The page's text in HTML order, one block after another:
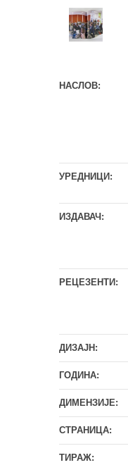
НАСЛОВ:
УРЕДНИЦИ:
ИЗДАВАЧ:
РЕЦЕЗЕНТИ:
ДИЗАЈН:
ГОДИНА:
ДИМЕНЗИЈЕ:
СТРАНИЦА:
ТИРАЖ: